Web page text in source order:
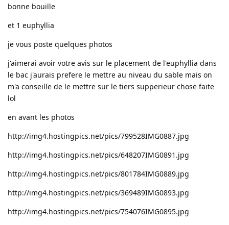
bonne bouille
et 1 euphyllia
je vous poste quelques photos
j'aimerai avoir votre avis sur le placement de l'euphyllia dans
le bac j'aurais prefere le mettre au niveau du sable mais on
m'a conseille de le mettre sur le tiers supperieur chose faite
lol
en avant les photos
http://img4.hostingpics.net/pics/799528IMG0887.jpg
http://img4.hostingpics.net/pics/648207IMG0891.jpg
http://img4.hostingpics.net/pics/801784IMG0889.jpg
http://img4.hostingpics.net/pics/369489IMG0893.jpg
http://img4.hostingpics.net/pics/754076IMG0895.jpg